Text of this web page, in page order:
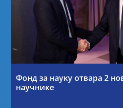
Фонд за науку отвара 2
научнике